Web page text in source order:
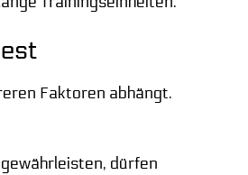
Faktoren abhängt.
dürfen